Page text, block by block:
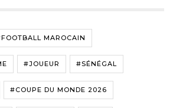
MAROCAIN
#JOUEUR #SÉNÉGAL
#COUPE DU MONDE 2026